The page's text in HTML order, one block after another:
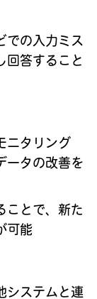
での入力ミス
回答すること
ニタリング
ータの改善を
ことで、新た
可能
システムと連